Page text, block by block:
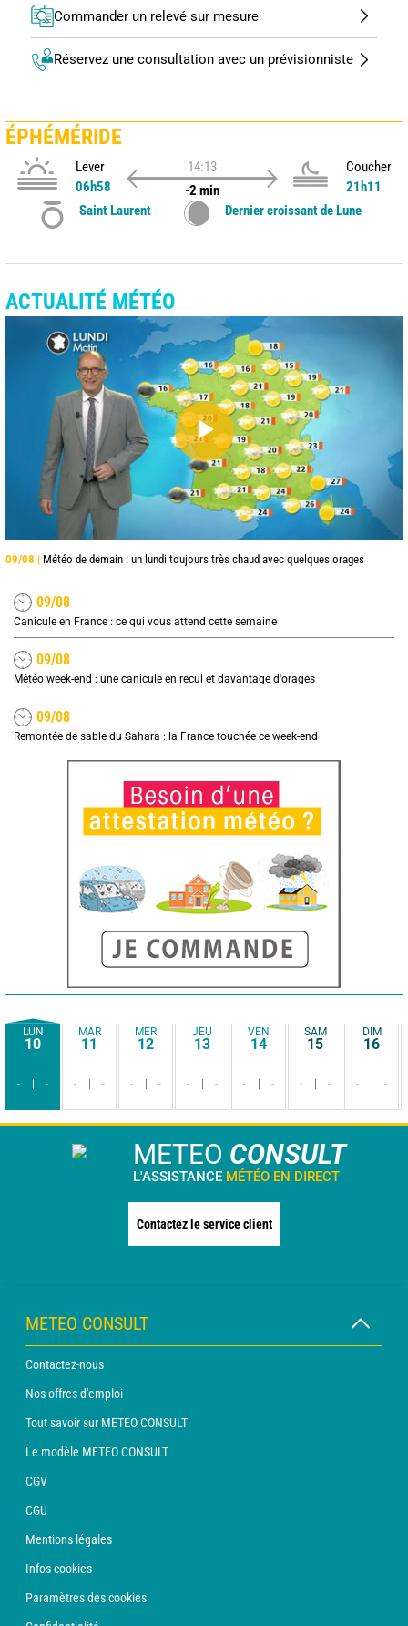
Commander un relevé sur mesure
Réservez une consultation avec un prévisionniste
ÉPHÉMÉRIDE
Lever
06h58
14:13
-2 min
Coucher
21h11
Saint Laurent
Dernier croissant de Lune
ACTUALITÉ MÉTÉO
09/08 | Météo de demain : un lundi toujours très chaud avec quelques orages
09/08
Canicule en France : ce qui vous attend cette semaine
09/08
Météo week-end : une canicule en recul et davantage d'orages
09/08
Remontée de sable du Sahara : la France touchée ce week-end
LUN
10
- -
MAR
11
- -
MER
12
- -
JEU
13
- -
VEN
14
- -
SAM
15
- -
DIM
16
- -
METEO CONSULT
L'ASSISTANCE MÉTÉO EN DIRECT
Contactez le service client
METEO CONSULT
Contactez-nous
Nos offres d'emploi
Tout savoir sur METEO CONSULT
Le modèle METEO CONSULT
CGV
CGU
Mentions légales
Infos cookies
Paramètres des cookies